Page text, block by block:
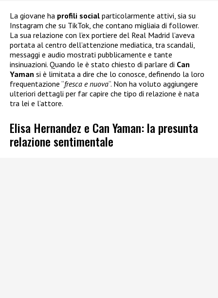
La giovane ha profili social particolarmente attivi, sia su
Instagram che su TikTok, che contano migliaia di follower.
La sua relazione con l’ex portiere del Real Madrid l’aveva
portata al centro dell’attenzione mediatica, tra scandali,
messaggi e audio mostrati pubblicamente e tante
insinuazioni. Quando le è stato chiesto di parlare di Can
Yaman si è limitata a dire che lo conosce, definendo la loro
frequentazione “fresca e nuova“. Non ha voluto aggiungere
ulteriori dettagli per far capire che tipo di relazione è nata
tra lei e l’attore.
Elisa Hernandez e Can Yaman: la presunta
relazione sentimentale